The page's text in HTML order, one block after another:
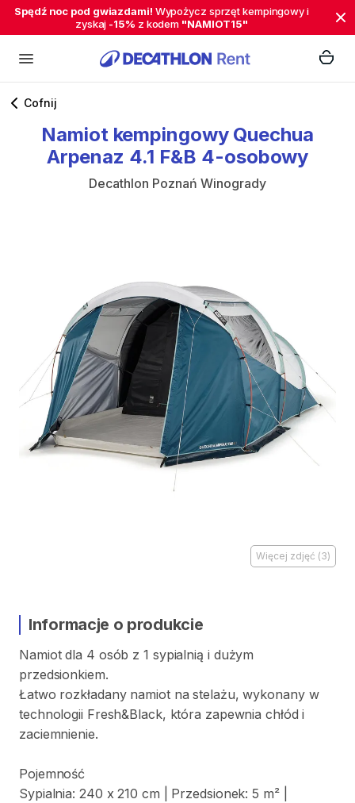
Spędź noc pod gwiazdami! Wypożycz sprzęt kempingowy i
zyskaj -15% z kodem "NAMIOT15"
Cofnij
Namiot kempingowy Quechua
Arpenaz 4.1 F&B 4-osobowy
Decathlon Poznań Winogrady
Więcej zdjęć (3)
Informacje o produkcie
Namiot dla 4 osób z 1 sypialnią i dużym
przedsionkiem.
Łatwo rozkładany namiot na stelażu​,​ wykonany w
technologii Fresh&Black​,​ która zapewnia chłód i
zaciemnienie.
Pojemność
Sypialnia: 240 x 210 cm Przedsionek: 5 m²